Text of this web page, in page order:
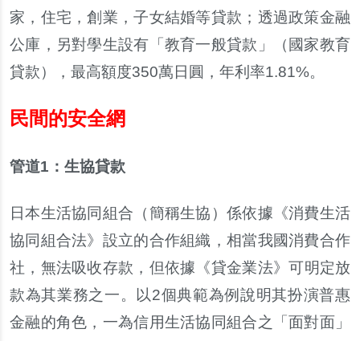
家 ， 住宅 ，創業 ，子女結婚等貸款 ； 透過政策金融
公庫 ， 另對學生設有 「 教育一般貸款 」 （ 國家教育
貸款） ， 最高額度350萬日圓 ， 年利率1.81%。
民間的安全網
管道1 ： 生協貸款
日本生活協同組合 （簡稱生協 ）係依據 《消費生活
協同組合法》 設立的合作組織 ，相當我國消費合作
社 ， 無法吸收存款 ， 但依據 《貸金業法》可明定放
款為其業務之一。 以2個典範為例說明其扮演普惠
金融的角色 ， 一為信用生活協同組合之 「面對面 」